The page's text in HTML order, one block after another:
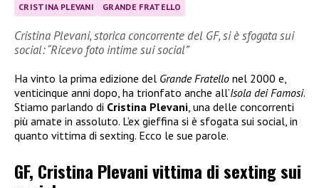
CRISTINA PLEVANI GRANDE FRATELLO
Cristina Plevani, storica concorrente del GF, si è sfogata sui
social: “Ricevo foto intime sui social”
Ha vinto la prima edizione del Grande Fratello nel 2000 e,
venticinque anni dopo, ha trionfato anche all’Isola dei Famosi.
Stiamo parlando di Cristina Plevani , una delle concorrenti
più amate in assoluto. L’ex gieffina si è sfogata sui social, in
quanto vittima di sexting. Ecco le sue parole.
GF, Cristina Plevani vittima di sexting sui